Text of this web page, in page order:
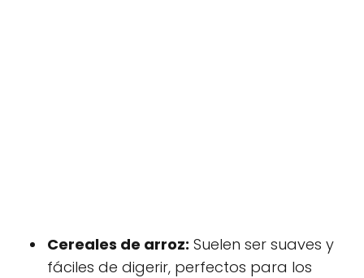
Cereales de arroz: Suelen ser suaves y
fáciles de digerir, perfectos para los